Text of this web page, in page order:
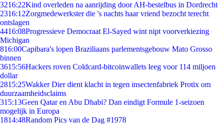
3216:22Kind overleden na aanrijding door AH-bestelbus in Dordrecht
2316:12Zorgmedewerkster die 's nachts haar vriend bezocht terecht
ontslagen
4416:08Progressieve Democraat El-Sayed wint nipt voorverkiezing
Michigan
816:00Capibara's lopen Braziliaans parlementsgebouw Mato Grosso
binnen
3615:56Hackers roven Coldcard-bitcoinwallets leeg voor 114 miljoen
dollar
2815:25Wakker Dier dient klacht in tegen insectenfabriek Protix om
duurzaamheidsclaims
315:13Geen Qatar en Abu Dhabi? Dan eindigt Formule 1-seizoen
mogelijk in Europa
1814:48Random Pics van de Dag #1978